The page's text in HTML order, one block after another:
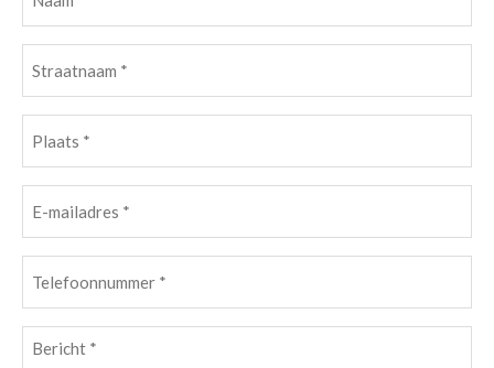
(Vereist)
(Vereist)
mailadres(Vereist)
(Vereist)
Bericht (Vereist)